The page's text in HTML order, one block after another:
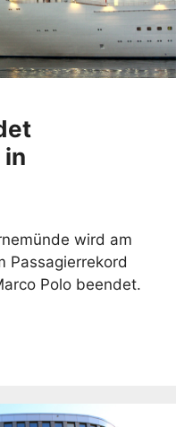
wird am
Passagierrekord
Polo beendet.